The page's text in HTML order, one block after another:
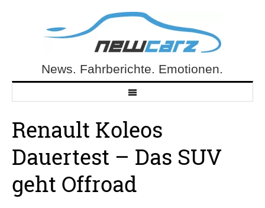
NewCarz.deNews. Fahrberichte. Emotionen.
Renault Koleos
Dauertest – Das SUV
geht Offroad